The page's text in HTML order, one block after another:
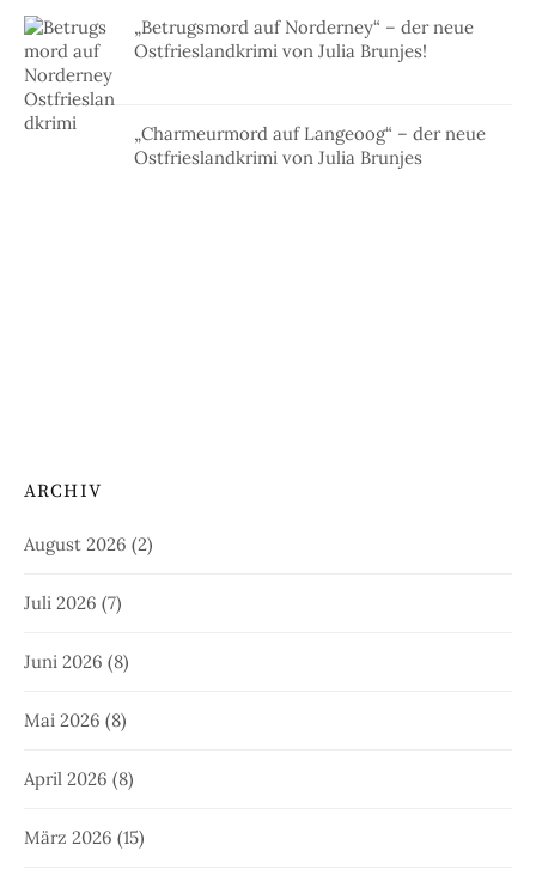
„Betrugsmord auf Norderney“ – der neue
Ostfrieslandkrimi von Julia Brunjes!
„Charmeurmord auf Langeoog“ – der neue
Ostfrieslandkrimi von Julia Brunjes
ARCHIV
August 2026 (2)
Juli 2026 (7)
Juni 2026 (8)
Mai 2026 (8)
April 2026 (8)
März 2026 (15)